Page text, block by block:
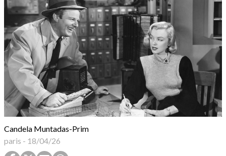
Candela Muntadas-Prim
paris - 18/04/26